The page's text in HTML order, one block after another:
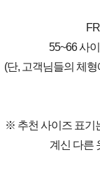
55~66 사
(단, 고객님들의 체
※ 추천 사이즈 표기
계신 다른